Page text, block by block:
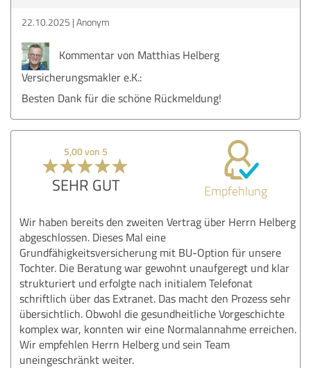
22.10.2025 Anonym
Kommentar von Matthias Helberg
Versicherungsmakler e.K.:
Besten Dank für die schöne Rückmeldung!
5,00 von 5
SEHR GUT Empfehlung
Wir haben bereits den zweiten Vertrag über Herrn Helberg
abgeschlossen. Dieses Mal eine
Grundfähigkeitsversicherung mit BU-Option für unsere
Tochter. Die Beratung war gewohnt unaufgeregt und klar
strukturiert und erfolgte nach initialem Telefonat
schriftlich über das Extranet. Das macht den Prozess sehr
übersichtlich. Obwohl die gesundheitliche Vorgeschichte
komplex war, konnten wir eine Normalannahme erreichen.
Wir empfehlen Herrn Helberg und sein Team
uneingeschränkt weiter.